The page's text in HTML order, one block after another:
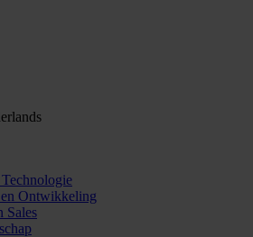
Ontwikkeling
Sales